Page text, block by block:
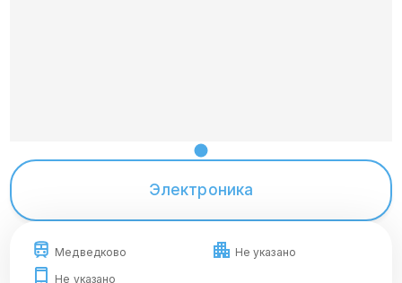
Электроника
Медведково
Не указано
Не указано